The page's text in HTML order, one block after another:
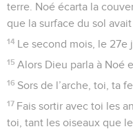
terre. Noé écarta la
que la surface du sol avait
14 Le second mois, le 27e
15 Alors Dieu parla à Noé
16 Sors de l’arche, toi, ta
17 Fais sortir avec toi les
toi, tant les oiseaux que